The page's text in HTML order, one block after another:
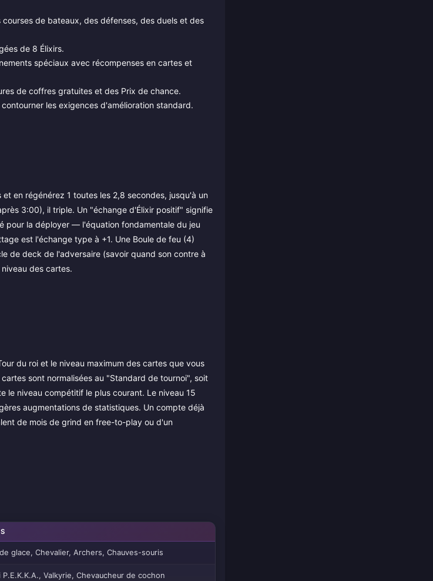
de bateaux, des défenses, des duels et des
de 8 Élixirs.
spéciaux avec récompenses en cartes et
de coffres gratuites et des Prix de chance.
les exigences d'amélioration standard.
en régénérez 1 toutes les 2,8 secondes, jusqu'à un
3:00), il triple. Un "échange d'Élixir positif" signifie
pour la déployer — l'équation fondamentale du jeu
est l'échange type à +1. Une Boule de feu (4)
de deck de l'adversaire (savoir quand son contre à
des cartes.
du roi et le niveau maximum des cartes que vous
sont normalisées au "Standard de tournoi", soit
le niveau compétitif le plus courant. Le niveau 15
augmentations de statistiques. Un compte déjà
de mois de grind en free-to-play ou d'un
glace, Chevalier, Archers, Chauves-souris
Valkyrie, Chevaucheur de cochon